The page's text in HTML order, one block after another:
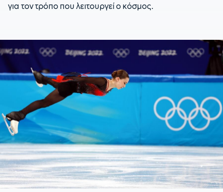
για τον τρόπο που λειτουργεί ο κόσμος.